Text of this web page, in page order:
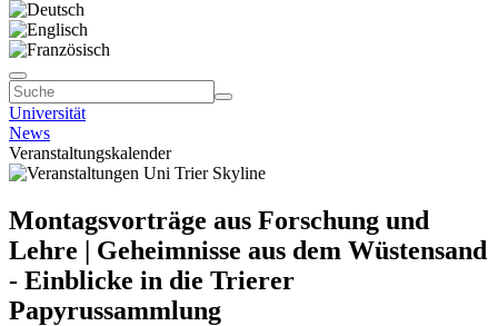
Universität
News
Veranstaltungskalender
Montagsvorträge aus Forschung und
Lehre | Geheimnisse aus dem Wüstensand
- Einblicke in die Trierer
Papyrussammlung